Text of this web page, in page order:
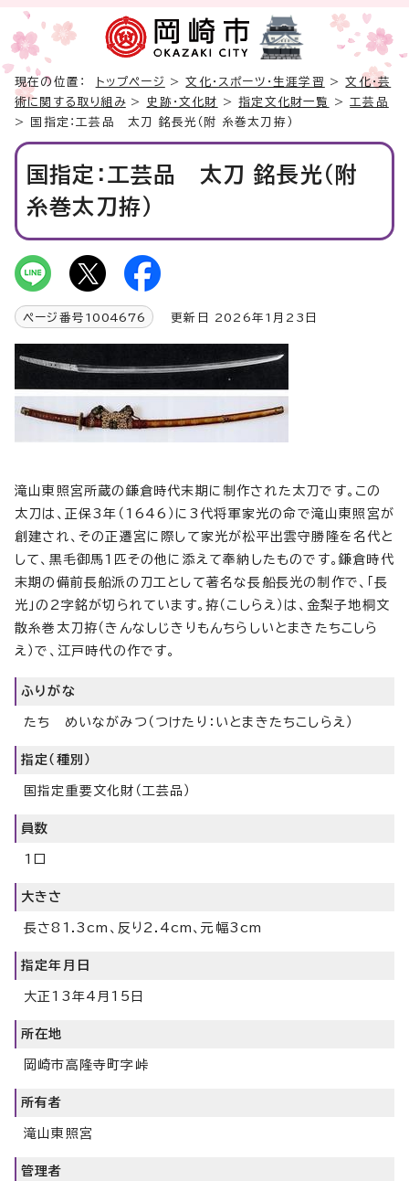
現在の位置： トップページ >文化・スポーツ・生涯学習 >文化・芸
術に関する取り組み> 史跡・文化財 >指定文化財一覧 >工芸品
> 国指定：工芸品 太刀 銘長光（附 糸巻太刀拵）
国指定：工芸品 太刀 銘長光（附
糸巻太刀拵）
ページ番号 1004676 更新日 2026年1月23日
滝山東照宮所蔵の鎌倉時代末期に制作された太刀です。この
太刀は、正保3年（1646）に3代将軍家光の命で滝山東照宮が
創建され、その正遷宮に際して家光が松平出雲守勝隆を名代と
して、黒毛御馬1匹その他に添えて奉納したものです。鎌倉時代
末期の備前長船派の刀工として著名な長船長光の制作で、「長
光」の2字銘が切られています。拵（こしらえ）は、金梨子地桐文
散糸巻太刀拵（きんなしじきりもんちらしいとまきたちこしら
え）で、江戸時代の作です。
ふりがな
たち めいながみつ（つけたり：いとまきたちこしらえ）
指定（種別）
国指定重要文化財（工芸品）
員数
1口
大きさ
長さ81.3cm、反り2.4cm、元幅3cm
指定年月日
大正13年4月15日
所在地
岡崎市高隆寺町字峠
所有者
滝山東照宮
管理者